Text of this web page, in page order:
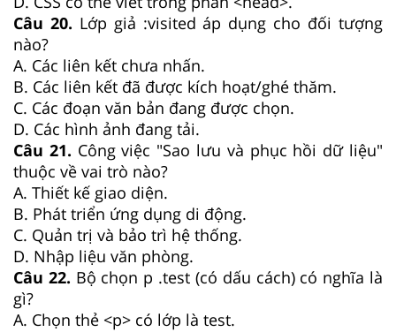
Câu 20. Lớp giả :visited áp dụng cho đối tượng
nào?
A. Các liên kết chưa nhấn.
B. Các liên kết đã được kích hoạt/ghé thăm.
C. Các đoạn văn bản đang được chọn.
D. Các hình ảnh đang tải.
Câu 21. Công việc "Sao lưu và phục hồi dữ liệu"
thuộc về vai trò nào?
A. Thiết kế giao diện.
B. Phát triển ứng dụng di động.
C. Quản trị và bảo trì hệ thống.
D. Nhập liệu văn phòng.
Câu 22. Bộ chọn p .test (có dấu cách) có nghĩa là
gì?
A. Chọn thẻ <p> có lớp là test.